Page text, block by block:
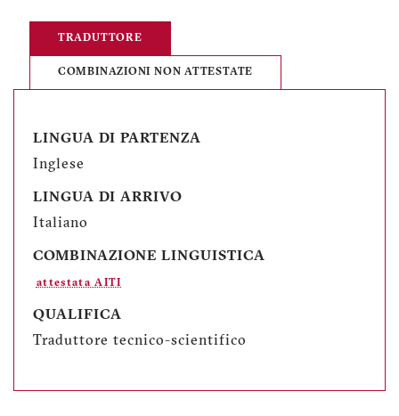
TRADUTTORE
COMBINAZIONI NON ATTESTATE
LINGUA DI PARTENZA
Inglese
LINGUA DI ARRIVO
Italiano
COMBINAZIONE LINGUISTICA
attestata AITI
QUALIFICA
Traduttore tecnico-scientifico